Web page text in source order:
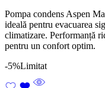
Pompa condens Aspen
ideală pentru evacuarea
climatizare. Performanță
pentru un confort optim.
-5%Limitat